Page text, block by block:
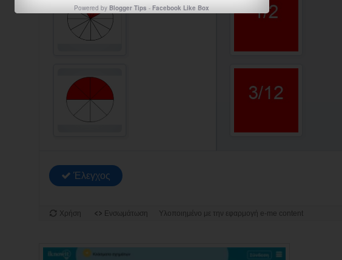
Powered byBlogger Tips -Facebook Like Box